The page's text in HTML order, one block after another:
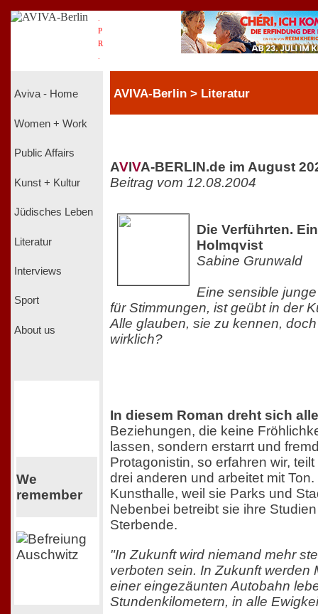
P
R
Aviva - Home
Women + Work
Public Affairs
Kunst + Kultur
Jüdisches Leben
Literatur
Interviews
Sport
About us
We
remember
AVIVA-Berlin > Literatur
AVIVA-BERLIN.de im August
Beitrag vom 12.08.2004
Die Verführten.
Holmqvist
Sabine Grunwald
Eine sensible
für Stimmungen, ist geübt in der
Alle glauben, sie zu kennen,
wirklich?
In diesem Roman dreht sich
Beziehungen, die keine
lassen, sondern erstarrt und
Protagonistin, so erfahren wir,
drei anderen und arbeitet mit
Kunsthalle, weil sie Parks und
Nebenbei betreibt sie ihre
Sterbende.
"In Zukunft wird niemand mehr
verboten sein. In Zukunft werden
einer eingezäunten Autobahn
Stundenkilometern, in alle